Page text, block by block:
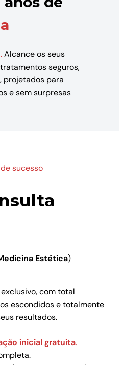
Alcance os seus
seguros,
projetados para
e sem surpresas
sucesso
Estética)
com total
escondidos e totalmente
resultados.
inicial gratuita.